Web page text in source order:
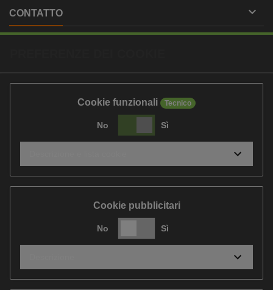
CONTATTO 
Cookie funzionali Tecnico
No Sì
Cookie pubblicitari
No Sì